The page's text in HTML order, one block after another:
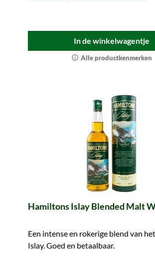
In de winkelwagentje
Alle productkenmerken
Hamiltons Islay Blended Malt
Een intense en rokerige blend van
Islay. Goed en betaalbaar.